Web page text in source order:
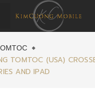
TOMTOC (USA)
AND IPAD